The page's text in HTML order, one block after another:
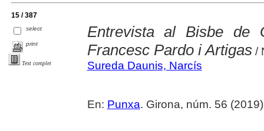
15 / 387
select
print
Text complet
Entrevista al Bisbe de
Francesc Pardo i Artigas/
Sureda Daunis, Narcís
En: Punxa. Girona, núm. 56